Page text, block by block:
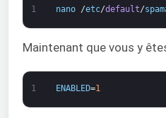
1 nano /etc/default/
Maintenant que vous y
1 ENABLED=1